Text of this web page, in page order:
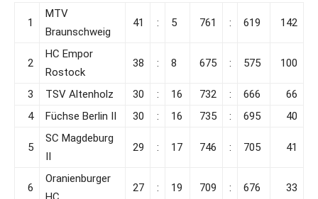
1
MTV
Braunschweig
41 : 5 761 : 619 142
2
HC Empor
Rostock
38 : 8 675 : 575 100
3 TSV Altenholz 30 : 16 732 : 666
66
4
Füchse Berlin II 30 : 16 735 : 695 40
5
SC Magdeburg
II
29 : 17 746 : 705 41
6
Oranienburger
27 : 19 709 : 676 33